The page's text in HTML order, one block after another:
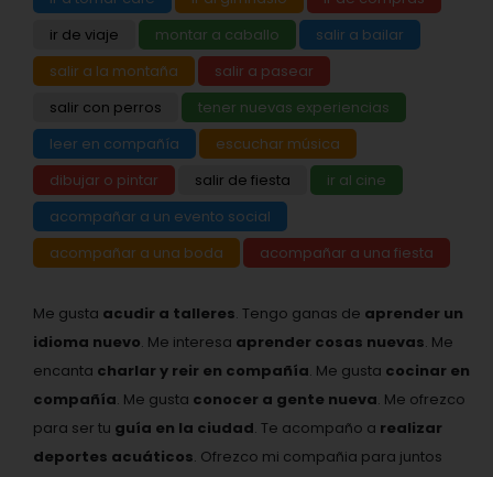
ir de viaje
montar a caballo
salir a bailar
salir a la montaña
salir a pasear
salir con perros
tener nuevas experiencias
leer en compañía
escuchar música
dibujar o pintar
salir de fiesta
ir al cine
acompañar a un evento social
acompañar a una boda
acompañar a una fiesta
Me gusta acudir a talleres. Tengo ganas de aprender un
idioma nuevo. Me interesa aprender cosas nuevas. Me
encanta charlar y reir en compañía. Me gusta cocinar en
compañía. Me gusta conocer a gente nueva. Me ofrezco
para ser tu guía en la ciudad. Te acompaño a realizar
deportes acuáticos. Ofrezco mi compañia para juntos